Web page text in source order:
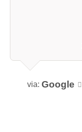
via: Google